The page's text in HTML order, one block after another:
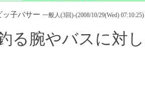
ッ子バサー 一般人(3回)-(2008/10/29(Wed) 07:10:25)
る腕やバスに対